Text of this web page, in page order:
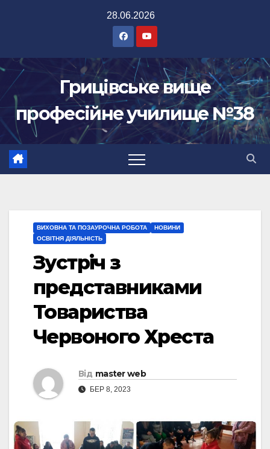
28.06.2026
Грицівське вище
професійне училище №38
ВИХОВНА ТА ПОЗАУРОЧНА РОБОТА
НОВИНИ
ОСВІТНЯ ДІЯЛЬНІСТЬ
Зустріч з
представниками
Товариства
Червоного Хреста
Від master web
БЕР 8, 2023